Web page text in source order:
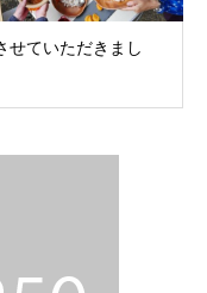
せていただきまし